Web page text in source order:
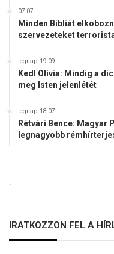
k
07:07
Minden Bibliát
szervezeteket
tegnap, 19:09
Kedl Olívia: Mindig a
meg Isten jelenlétét
tegnap, 18:07
Rétvári Bence: Magyar
legnagyobb
.
IRATKOZZON FEL A